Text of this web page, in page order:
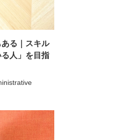
る｜スキル
人」を目指